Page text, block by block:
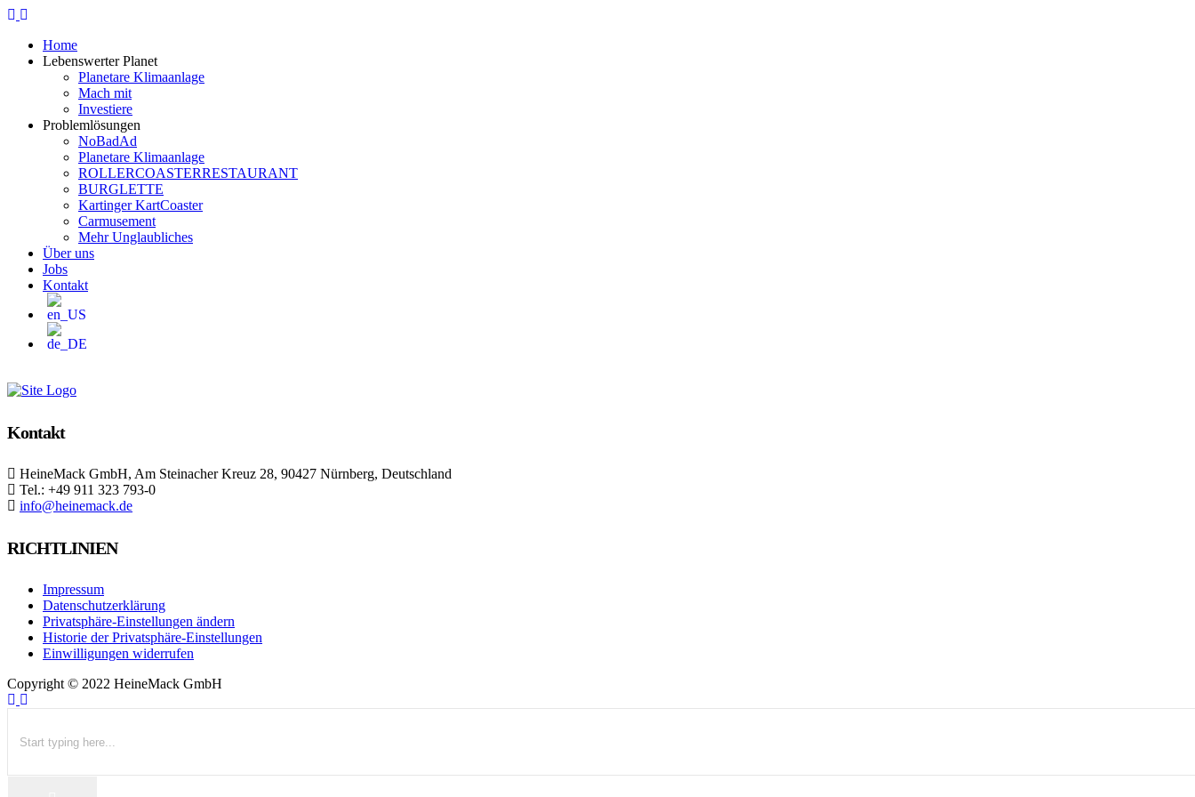
Home
Lebenswerter Planet
Planetare Klimaanlage
Mach mit
Investiere
Problemlösungen
NoBadAd
Planetare Klimaanlage
ROLLERCOASTERRESTAURANT
BURGLETTE
Kartinger KartCoaster
Carmusement
Mehr Unglaubliches
Über uns
Jobs
Kontakt
Kontakt
HeineMack GmbH, Am Steinacher Kreuz 28, 90427 Nürnberg, Deutschland
Tel.: +49 911 323 793-0
info@heinemack.de
RICHTLINIEN
Impressum
Datenschutzerklärung
Privatsphäre-Einstellungen ändern
Historie der Privatsphäre-Einstellungen
Einwilligungen widerrufen
Copyright © 2022 HeineMack GmbH